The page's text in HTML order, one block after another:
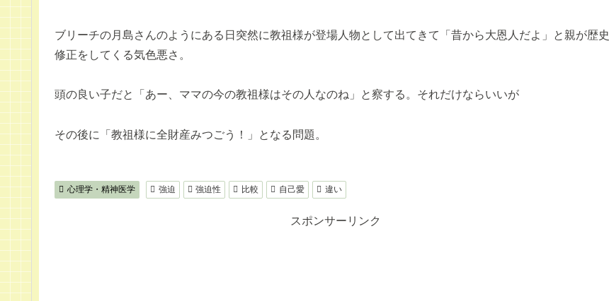
ブリーチの月島さんのようにある日突然に教祖様が登場人物として出てきて「昔から大恩人だよ」と親が歴史
修正をしてくる気色悪さ。
頭の良い子だと「あー、ママの今の教祖様はその人なのね」と察する。それだけならいいが
その後に「教祖様に全財産みつごう！」となる問題。
心理学・精神医学 強迫 強迫性 比較 自己愛 違い
スポンサーリンク